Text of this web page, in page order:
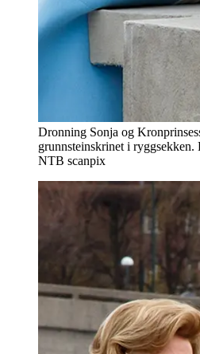
Dronning Sonja og
grunnsteinskrinet i ryggsekken.
NTB scanpix